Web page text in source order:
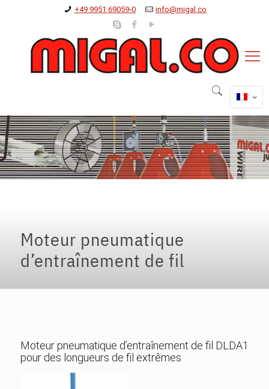
+49 9951 69059-0 info@migal.co
Moteur pneumatique
d’entraînement de fil
Moteur pneumatique d’entraînement de fil DLDA1
pour des longueurs de fil extrêmes